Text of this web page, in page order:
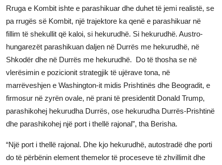
Rruga e Kombit ishte e parashikuar dhe duhet të jemi realistë, se
pa rrugës së Kombit, një trajektore ka qenë e parashikuar në
fillim të shekullit që kaloi, si hekurudhë. Si hekurudhë. Austro-
hungarezët parashikuan daljen në Durrës me hekurudhë, në
Shkodër dhe në Durrës me hekurudhë. Do të thosha se në
vlerësimin e pozicionit strategjik të ujërave tona, në
marrëveshjen e Washington-it midis Prishtinës dhe Beogradit, e
firmosur në zyrën ovale, në prani të presidentit Donald Trump,
parashikohej hekurudha Durrës, ose hekurudha Durrës-Prishtinë
dhe parashikohej një port i thellë rajonal”, tha Berisha.
“Një port i thellë rajonal. Dhe kjo hekurudhë, autostradë dhe porti
do të përbënin element themelor të proceseve të zhvillimit dhe